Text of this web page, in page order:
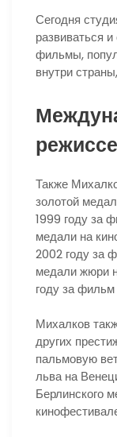
Сегодня
развиваться
фильмы,
внутри
Также
золотой
1999 году за
медали на
2002 году за
медали жюри
году за
Михалков
других
пальмовую
льва на
Берлинского